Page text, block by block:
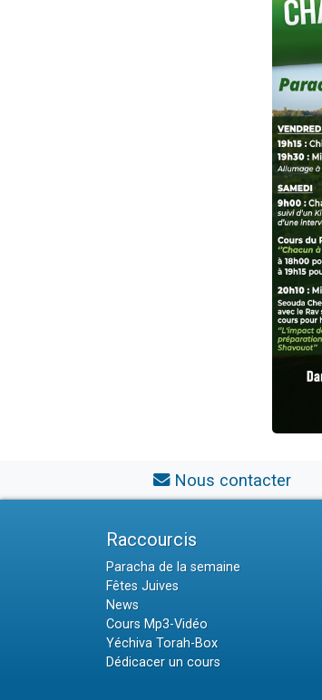
Nous contacter
Raccourcis
Paracha de la semaine
Fêtes Juives
News
Cours Mp3-Vidéo
Yéchiva Torah-Box
Dédicacer un cours